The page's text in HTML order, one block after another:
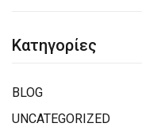
Κατηγορίες
BLOG
UNCATEGORIZED